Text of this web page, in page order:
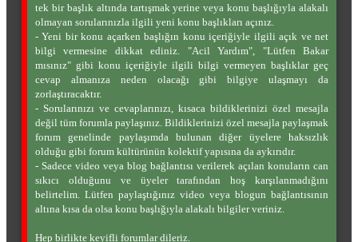
tek bir başlık altında tartışmak yerine veya konu başlığıyla alakalı
olmayan sorularınızla ilgili yeni konu başlıkları açınız.
- Yeni bir konu açarken başlığın konu içeriğiyle ilgili açık ve net
bilgi vermesine dikkat ediniz. "Acil Yardım", "Lütfen Bakar
mısınız" gibi konu içeriğiyle ilgili bilgi vermeyen başlıklar geç
cevap almanıza neden olacağı gibi bilgiye ulaşmayı da
zorlaştıracaktır.
- Sorularınızı ve cevaplarınızı, kısaca bildiklerinizi özel mesajla
değil tüm forumla paylaşınız. Bildiklerinizi özel mesajla paylaşmak
forum genelinde paylaşımda bulunan diğer üyelere haksızlık
olduğu gibi forum kültürünün kolektif yapısına da aykırıdır.
- Sadece video veya blog bağlantısı verilerek açılan konuların can
sıkıcı olduğunu ve üyeler tarafından hoş karşılanmadığını
belirtelim. Lütfen paylaştığınız video veya blogun bağlantısının
altına kısa da olsa konu başlığıyla alakalı bilgiler veriniz.
Hep birlikte keyifli forumlar dileriz.